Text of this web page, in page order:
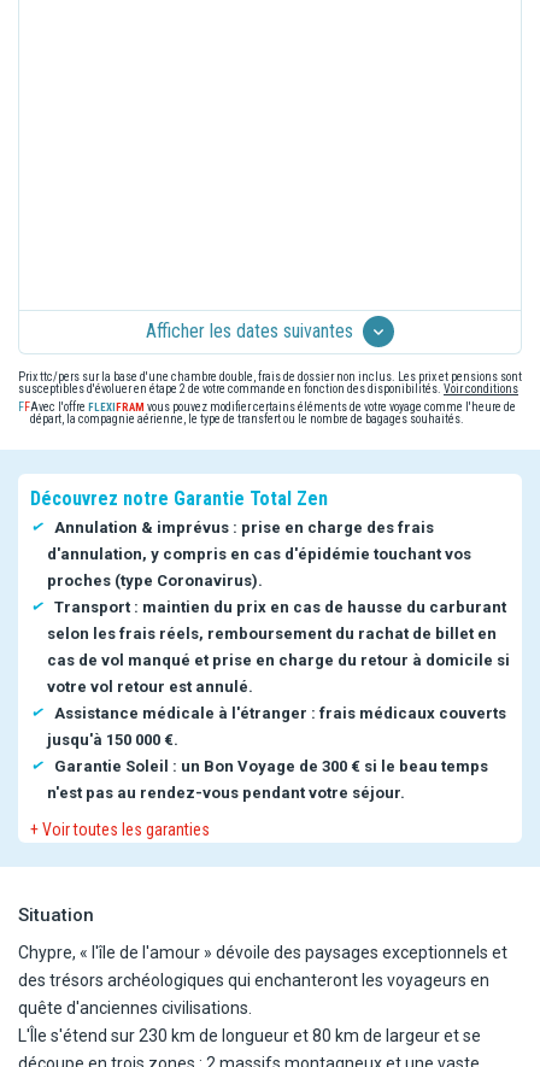
Afficher les dates suivantes
Prix ttc/pers sur la base d'une chambre double, frais de dossier non inclus. Les prix et pensions sont
susceptibles d'évoluer en étape 2 de votre commande en fonction des disponibilités. Voir conditions
Avec l'offre
vous pouvez modifier certains éléments de votre voyage comme l'heure de
départ, la compagnie aérienne, le type de transfert ou le nombre de bagages souhaités.
Découvrez notre Garantie Total Zen
Annulation & imprévus : prise en charge des frais
d'annulation, y compris en cas d'épidémie touchant vos
proches (type Coronavirus).
Transport : maintien du prix en cas de hausse du carburant
selon les frais réels, remboursement du rachat de billet en
cas de vol manqué et prise en charge du retour à domicile si
votre vol retour est annulé.
Assistance médicale à l'étranger : frais médicaux couverts
jusqu'à 150 000 €.
Garantie Soleil : un Bon Voyage de 300 € si le beau temps
n'est pas au rendez-vous pendant votre séjour.
+ Voir toutes les garanties
Situation
Chypre, « l'île de l'amour » dévoile des paysages exceptionnels et
des trésors archéologiques qui enchanteront les voyageurs en
quête d'anciennes civilisations.
L'Île s'étend sur 230 km de longueur et 80 km de largeur et se
découpe en trois zones : 2 massifs montagneux et une vaste